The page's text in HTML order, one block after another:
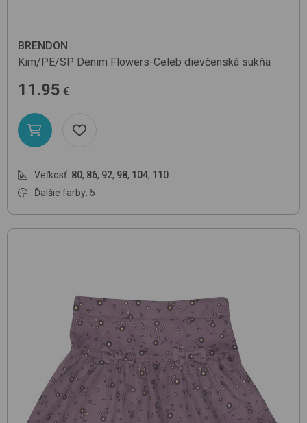
BRENDON
Kim/PE/SP Denim Flowers-Celeb dievčenská sukňa
11.95 €
Veľkosť: 80, 86, 92, 98, 104, 110
Ďalšie farby: 5